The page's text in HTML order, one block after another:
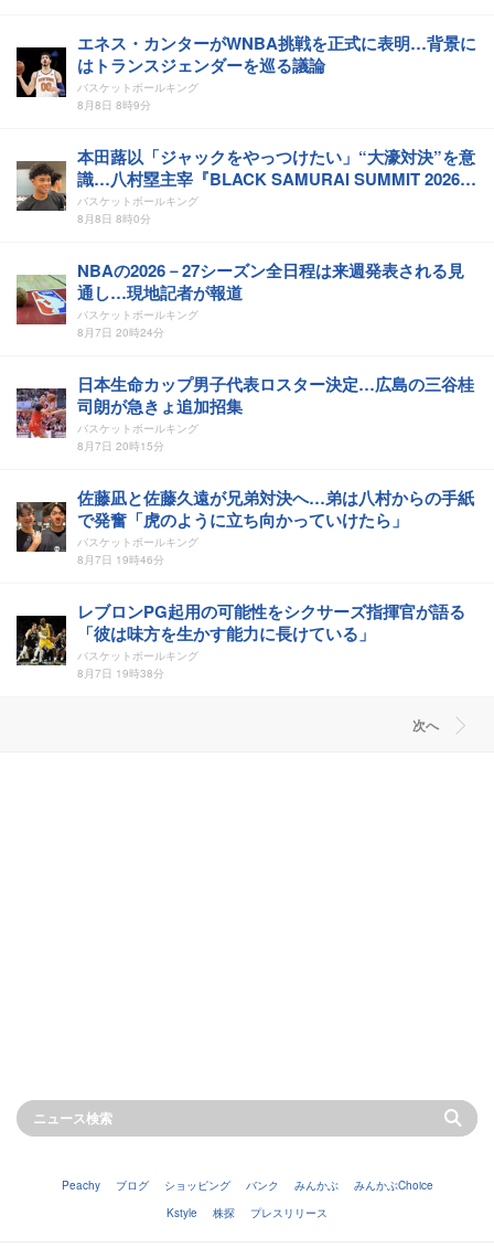
エネス・カンターがWNBA挑戦を正式に表明…背景に
はトランスジェンダーを巡る議論
バスケットボールキング
8月8日 8時9分
本田蕗以「ジャックをやっつけたい」“大濠対決”を意
識…八村塁主宰『BLACK SAMURAI SUMMIT 2026』
で刺激
バスケットボールキング
8月8日 8時0分
NBAの2026－27シーズン全日程は来週発表される見
通し…現地記者が報道
バスケットボールキング
8月7日 20時24分
日本生命カップ男子代表ロスター決定…広島の三谷桂
司朗が急きょ追加招集
バスケットボールキング
8月7日 20時15分
佐藤凪と佐藤久遠が兄弟対決へ…弟は八村からの手紙
で発奮「虎のように立ち向かっていけたら」
バスケットボールキング
8月7日 19時46分
レブロンPG起用の可能性をシクサーズ指揮官が語る
「彼は味方を生かす能力に長けている」
バスケットボールキング
8月7日 19時38分
次へ
Peachy ブログ ショッピング バンク みんかぶ
みんかぶChoice
Kstyle
株探 プレスリリース